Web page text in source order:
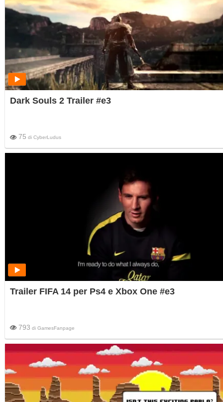
Dark Souls 2 Trailer #e3
75 di CyberLudus
Trailer FIFA 14 per Ps4 e Xbox One #e3
793 di GamesFanpage